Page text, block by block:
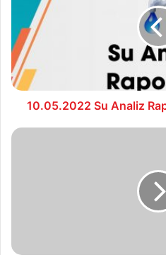
Raporu
(Haftalık
Analizler)
10.05.2022 Su Analiz
11.05.2022